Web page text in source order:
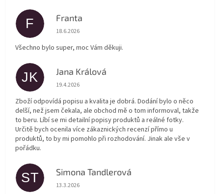
F Franta
Hodnocení obchodu je 5 z 5 hvězdiček.
18.6.2026
Všechno bylo super, moc Vám děkuji.
JK Jana Králová
Hodnocení obchodu je 5 z 5 hvězdiček.
19.4.2026
Zboží odpovídá popisu a kvalita je dobrá. Dodání bylo o něco
delší, než jsem čekala, ale obchod mě o tom informoval, takže
to beru. Líbí se mi detailní popisy produktů a reálné fotky.
Určitě bych ocenila více zákaznických recenzí přímo u
produktů, to by mi pomohlo při rozhodování. Jinak ale vše v
pořádku.
ST Simona Tandlerová
Hodnocení obchodu je 5 z 5 hvězdiček.
13.3.2026